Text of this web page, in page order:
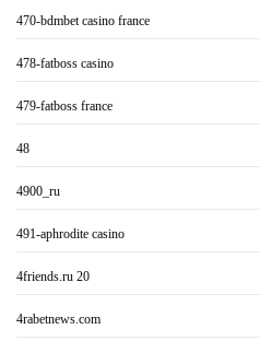
470-bdmbet casino france
478-fatboss casino
479-fatboss france
48
4900_ru
491-aphrodite casino
4friends.ru 20
4rabetnews.com